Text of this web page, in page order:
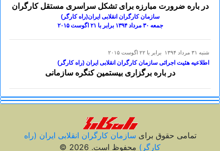
در باره ضرورت مبارزه برای تشکل سراسری مستقل کارگران
سازمان کارگران انقلابی ایران(راه کارگر)
جمعه ۳٠ مرداد ۱۳۹۴ برابر با ۲۱ اگوست ۲٠۱۵
شنبه ۳۱ مرداد ۱۳۹۴ برابر با ۲۲ اگوست ۲۰۱۵
اطلاعیه هئیت اجرائی سازمان کارگران انقلابی ایران (راه کارگر)
در باره برگزاری بیستمین کنگره سازمانی
تمامی حقوق برای سازمان کارگران انقلابی ايران (راه
کارگر) محفوظ است. 2026 ©